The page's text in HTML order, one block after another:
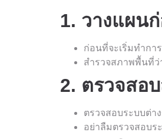
1. วางแผน
ก่อนที่จะเริ่มทำกา
สำรวจสภาพพื้นที่ว่
2. ตรวจสอ
ตรวจสอบระบบต่า
อย่าลืมตรวจสอบร